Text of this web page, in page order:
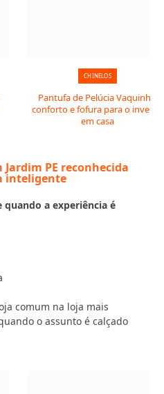
CHINELOS
Pantufa de Pelúcia Vaquinha:
conforto e fofura para o inverno
em casa
PE reconhecida
inteligente
a experiência é
comum na loja mais
o assunto é calçado